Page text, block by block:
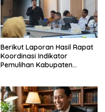
Berikut Laporan Hasil Rapat
Koordinasi Indikator
Pemulihan Kabupaten